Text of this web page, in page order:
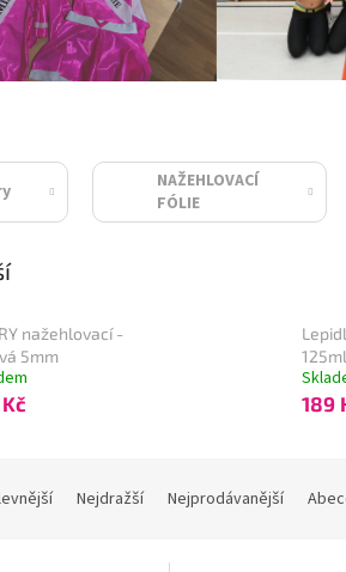
NAŽEHLOVACÍ
FÓLIE
nažehlovací -
5mm
125ml
189
Nejdražší Nejprodávanější